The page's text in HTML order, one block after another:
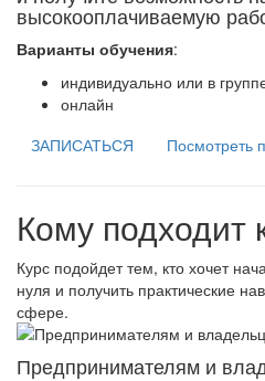
высокооплачиваемую
Варианты обучения:
индивидуально или в
онлайн
ЗАПИСАТЬСЯ
Посмотреть
Кому подходит
Курс подойдет тем, кто хочет
нуля и получить практические
сфере.
Предпринимателям и